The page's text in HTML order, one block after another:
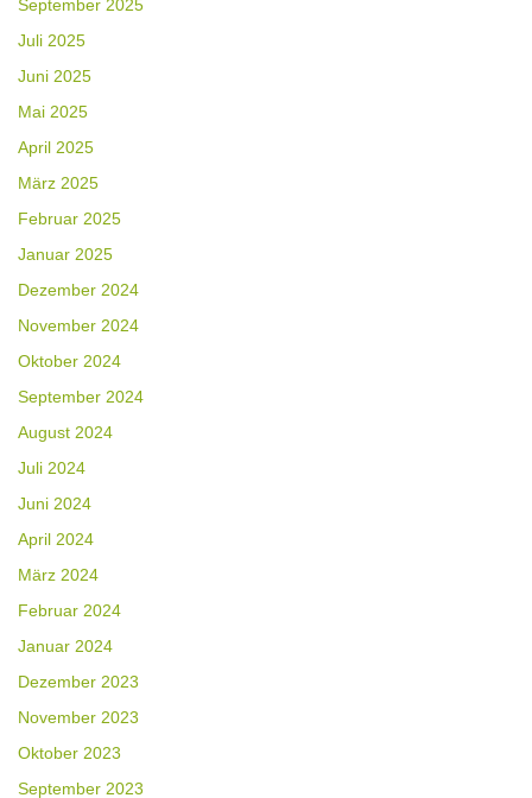
September 2025
Juli 2025
Juni 2025
Mai 2025
April 2025
März 2025
Februar 2025
Januar 2025
Dezember 2024
November 2024
Oktober 2024
September 2024
August 2024
Juli 2024
Juni 2024
April 2024
März 2024
Februar 2024
Januar 2024
Dezember 2023
November 2023
Oktober 2023
September 2023